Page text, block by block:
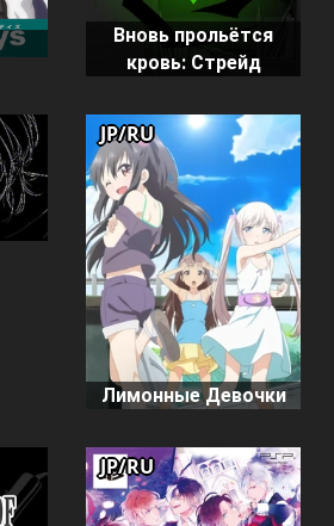
Вновь прольётся
кровь: Стрейд
Лимонные Девочки
JP/RU
JP/RU